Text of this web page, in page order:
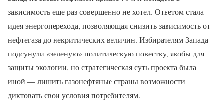
зависимость еще раз совершенно не хотел. Ответом стала
идея энергоперехода, позволяющая снизить зависимость от
нефтегаза до некритических величин. Избирателям Запада
подсунули «зеленую» политическую повестку, якобы для
защиты экологии, но стратегическая суть проекта была
иной — лишить газонефтяные страны возможности
диктовать свои условия потребителям.